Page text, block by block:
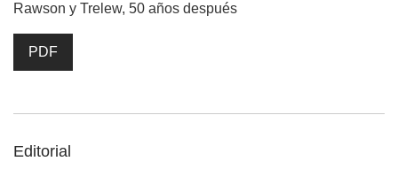
Rawson y Trelew, 50 años después
PDF
Editorial